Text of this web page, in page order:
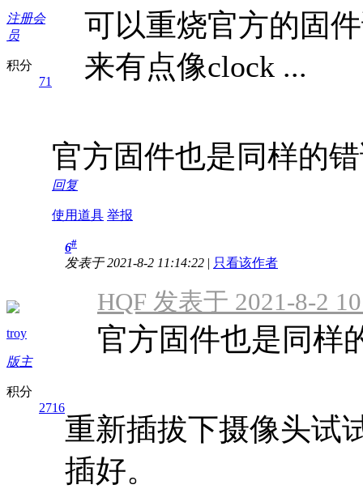
注册会
员
积分
71
可以重烧官方的固
来有点像clock ...
官方固件也是同样的
回复
使用道具 举报
troy
版主
积分
2716
6#
发表于 2021-8-2 11:14:22 | 只看该作者
HQF 发表于 2021-8-2
官方固件也是同样
重新插拔下摄像头试
插好。